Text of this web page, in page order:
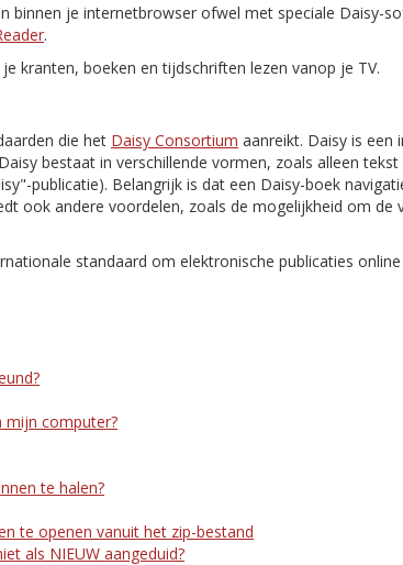
binnen je internetbrowser ofwel met speciale Daisy-
.
kranten, boeken en tijdschriften lezen vanop je TV.
die het Daisy Consortium aanreikt. Daisy is een
bestaat in verschillende vormen, zoals alleen
publicatie). Belangrijk is dat een Daisy-boek
ook andere voordelen, zoals de mogelijkheid om de
standaard om elektronische publicaties
mijn computer?
te halen?
te openen vanuit het zip-bestand
als NIEUW aangeduid?